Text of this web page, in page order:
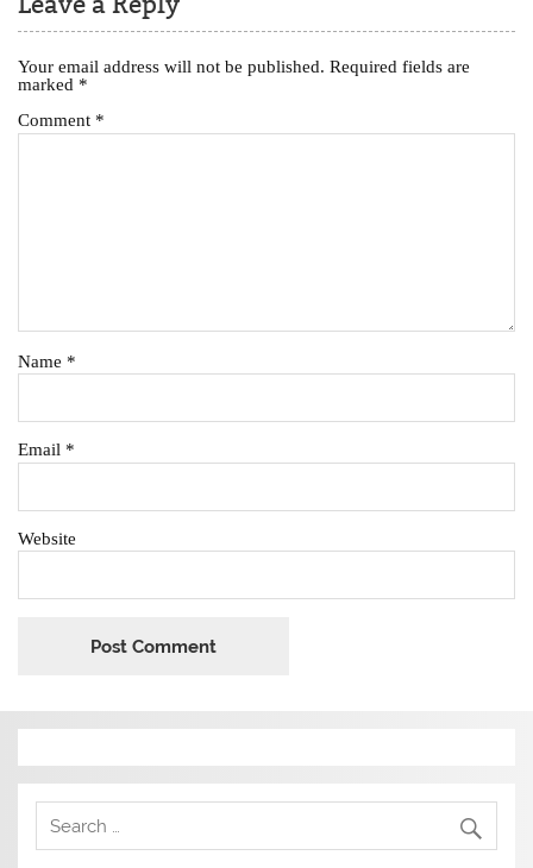
Your email address will not be published. Required fields are
marked *
Comment *
Name *
Email *
Website